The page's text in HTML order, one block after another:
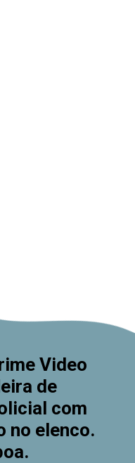
Video
de
com
no elenco.